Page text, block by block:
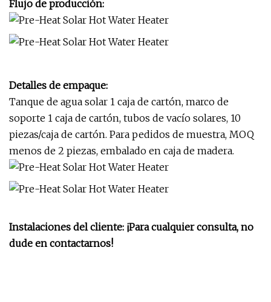
Flujo de producción:
Detalles de empaque:
Tanque de agua solar 1 caja de cartón, marco de
soporte 1 caja de cartón, tubos de vacío solares, 10
piezas/caja de cartón. Para pedidos de muestra, MOQ
menos de 2 piezas, embalado en caja de madera.
Instalaciones del cliente: ¡Para cualquier consulta, no
dude en contactarnos!